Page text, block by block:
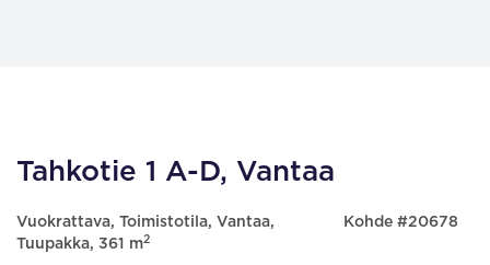
Tahkotie 1 A-D, Vantaa
Vuokrattava, Toimistotila, Vantaa,
Tuupakka, 361 m2
Kohde #20678